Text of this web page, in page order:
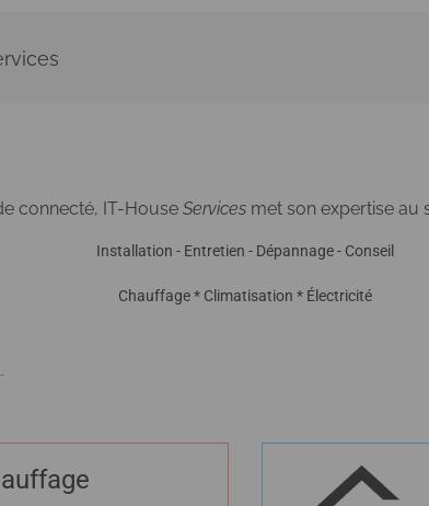
connecté, IT-House Servicesmet son expertise au
Installation - Entretien - Dépannage - Conseil
Chauffage * Climatisation * Électricité